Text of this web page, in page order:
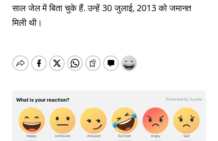
साल जेल में बिता चुके हैं. उन्हें 30 जुलाई, 2013 को जमानत
मिली थी।